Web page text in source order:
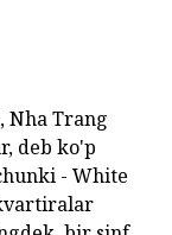
Nha Trang
deb ko'p
- White